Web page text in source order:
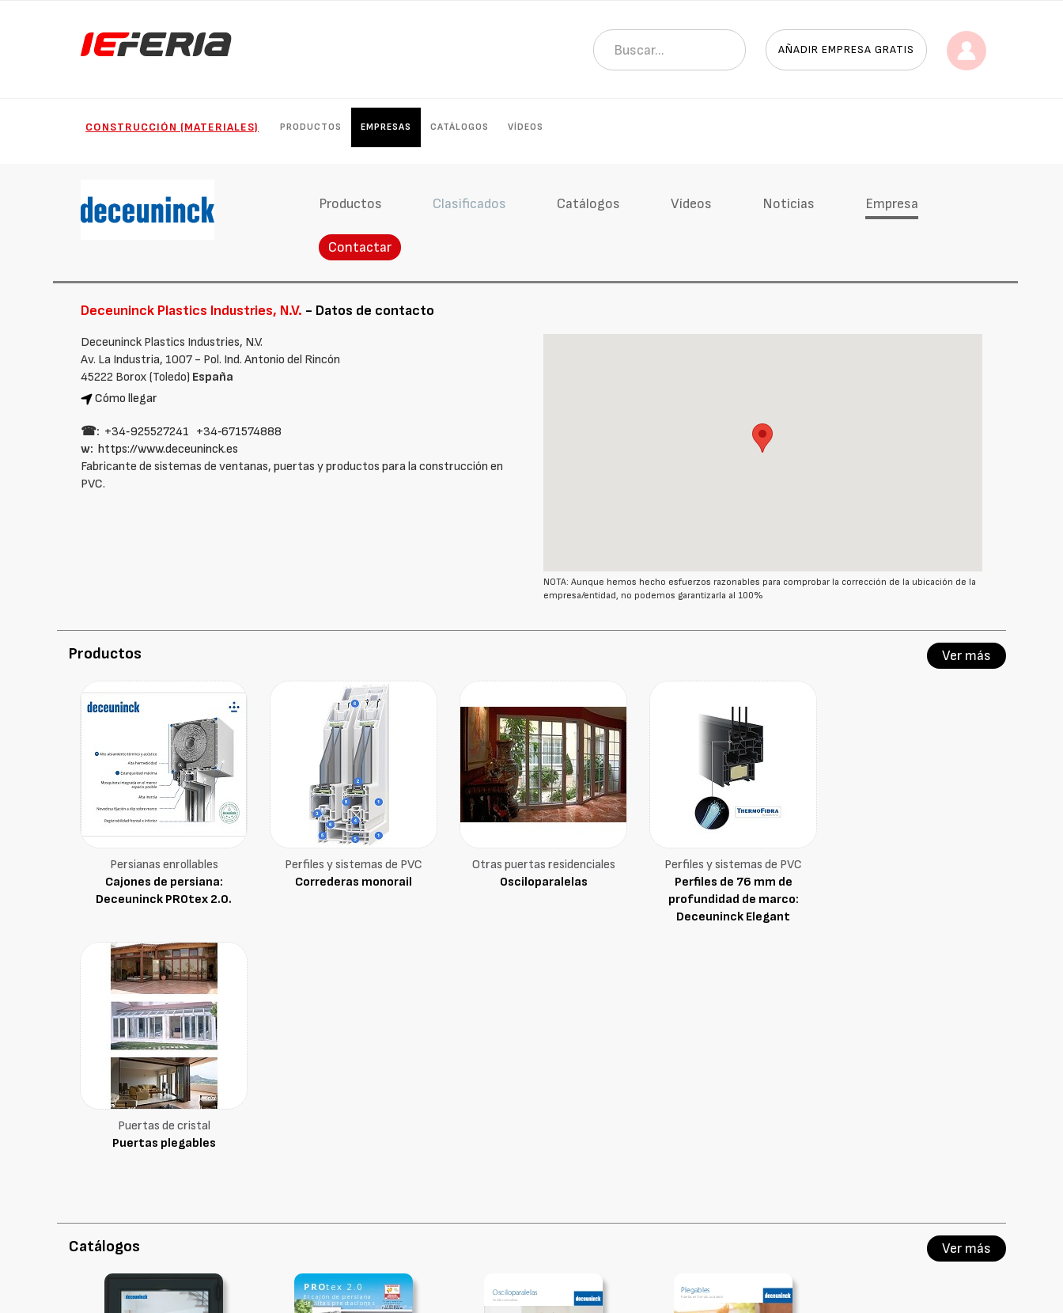
AÑADIR EMPRESA GRATIS
CONSTRUCCIÓN (MATERIALES) PRODUCTOS EMPRESAS CATÁLOGOS VÍDEOS
Productos Clasificados Catálogos Vídeos Noticias Empresa
Contactar
Deceuninck Plastics Industries, N.V. - Datos de contacto
Deceuninck Plastics Industries, N.V.
Av. La Industria, 1007 - Pol. Ind. Antonio del Rincón
45222 Borox (Toledo) España
Cómo llegar
☎: +34‑925527241 +34‑671574888
w:https://www.deceuninck.es
Fabricante de sistemas de ventanas, puertas y productos para la construcción en
PVC.
NOTA: Aunque hemos hecho esfuerzos razonables para comprobar la corrección de la ubicación de la
empresa/entidad, no podemos garantizarla al 100%
Productos Ver más
Persianas enrollables
Cajones de persiana:
Deceuninck PROtex 2.0.
Perfiles y sistemas de PVC
Correderas monorail
Otras puertas residenciales
Osciloparalelas
Perfiles y sistemas de PVC
Perfiles de 76 mm de
profundidad de marco:
Deceuninck Elegant
Puertas de cristal
Puertas plegables
Catálogos Ver más